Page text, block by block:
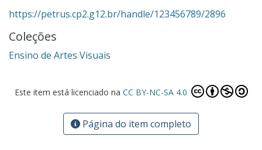
https://petrus.cp2.g12.br/handle/123456789/2896
Coleções
Ensino de Artes Visuais
Este item está licenciado na CC BY-NC-SA 4.0
Página do item completo